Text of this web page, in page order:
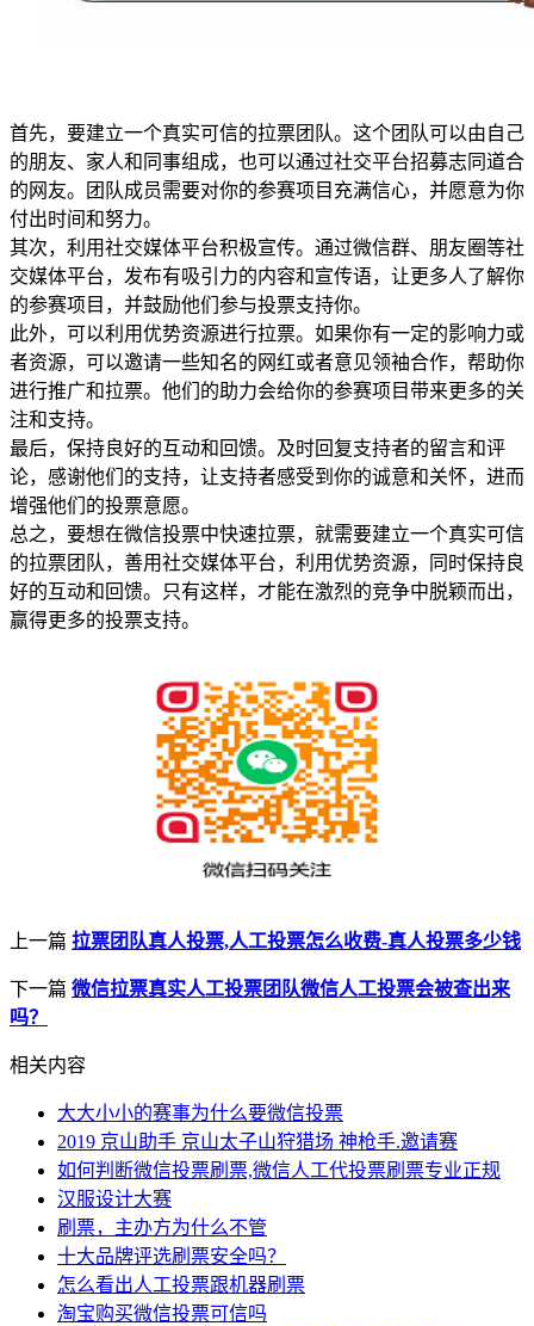
首先，要建立一个真实可信的拉票团队。这个团队可以由自己
的朋友、家人和同事组成，也可以通过社交平台招募志同道合
的网友。团队成员需要对你的参赛项目充满信心，并愿意为你
付出时间和努力。
其次，利用社交媒体平台积极宣传。通过微信群、朋友圈等社
交媒体平台，发布有吸引力的内容和宣传语，让更多人了解你
的参赛项目，并鼓励他们参与投票支持你。
此外，可以利用优势资源进行拉票。如果你有一定的影响力或
者资源，可以邀请一些知名的网红或者意见领袖合作，帮助你
进行推广和拉票。他们的助力会给你的参赛项目带来更多的关
注和支持。
最后，保持良好的互动和回馈。及时回复支持者的留言和评
论，感谢他们的支持，让支持者感受到你的诚意和关怀，进而
增强他们的投票意愿。
总之，要想在微信投票中快速拉票，就需要建立一个真实可信
的拉票团队，善用社交媒体平台，利用优势资源，同时保持良
好的互动和回馈。只有这样，才能在激烈的竞争中脱颖而出，
赢得更多的投票支持。
上一篇 拉票团队真人投票,人工投票怎么收费-真人投票多少钱
下一篇 微信拉票真实人工投票团队微信人工投票会被查出来
吗？
相关内容
大大小小的赛事为什么要微信投票
2019 京山助手 京山太子山狩猎场 神枪手.邀请赛
如何判断微信投票刷票,微信人工代投票刷票专业正规
汉服设计大赛
刷票，主办方为什么不管
十大品牌评选刷票安全吗？
怎么看出人工投票跟机器刷票
淘宝购买微信投票可信吗